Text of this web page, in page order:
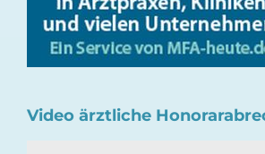
Video ärztliche